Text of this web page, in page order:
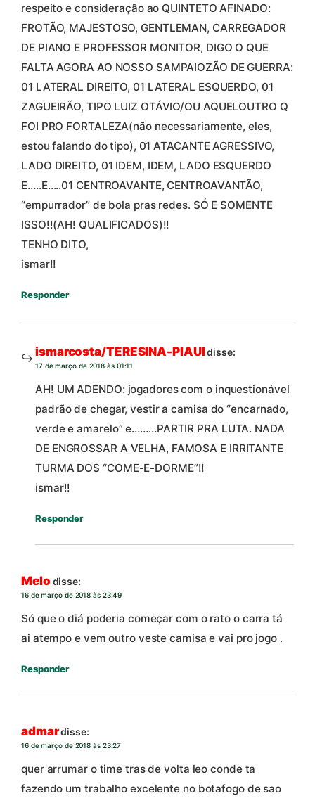
respeito e consideração ao QUINTETO AFINADO:
FROTÃO, MAJESTOSO, GENTLEMAN, CARREGADOR
DE PIANO E PROFESSOR MONITOR, DIGO O QUE
FALTA AGORA AO NOSSO SAMPAIOZÃO DE GUERRA:
01 LATERAL DIREITO, 01 LATERAL ESQUERDO, 01
ZAGUEIRÃO, TIPO LUIZ OTÁVIO/OU AQUELOUTRO Q
FOI PRO FORTALEZA(não necessariamente, eles,
estou falando do tipo), 01 ATACANTE AGRESSIVO,
LADO DIREITO, 01 IDEM, IDEM, LADO ESQUERDO
E…..E…..01 CENTROAVANTE, CENTROAVANTÃO,
“empurrador” de bola pras redes. SÓ E SOMENTE
ISSO!!(AH! QUALIFICADOS)!!
TENHO DITO,
ismar!!
Responder
ismarcosta/TERESINA-PIAUIdisse:
17 de março de 2018 às 01:11
AH! UM ADENDO: jogadores com o inquestionável
padrão de chegar, vestir a camisa do “encarnado,
verde e amarelo” e………PARTIR PRA LUTA. NADA
DE ENGROSSAR A VELHA, FAMOSA E IRRITANTE
TURMA DOS “COME-E-DORME”!!
ismar!!
Responder
Melo disse:
16 de março de 2018 às 23:49
Só que o diá poderia começar com o rato o carra tá
ai atempo e vem outro veste camisa e vai pro jogo .
Responder
admardisse:
16 de março de 2018 às 23:27
quer arrumar o time tras de volta leo conde ta
fazendo um trabalho excelente no botafogo de sao